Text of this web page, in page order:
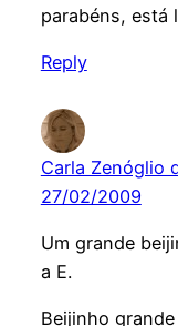
parabéns, está
Reply
Carla Zenóglio
27/02/2009
Um grande
a E.
Beijinho grande